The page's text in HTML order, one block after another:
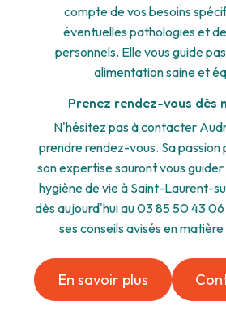
compte de vos besoins
éventuelles pathologies et
personnels. Elle vous guide
alimentation saine et
Prenez rendez-vous dès
N'hésitez pas à contacter
prendre rendez-vous. Sa
son expertise sauront vous
hygiène de vie à Saint-Laurent-
dès aujourd'hui au 03 85 50 43
ses conseils avisés en
En savoir plus